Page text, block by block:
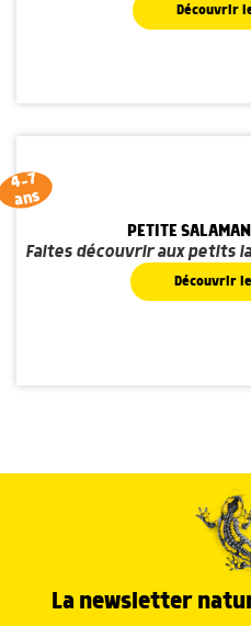
Découvrir
4-7
ans
PETITE
Faites découvrir aux petits
Découvrir
La newsletter